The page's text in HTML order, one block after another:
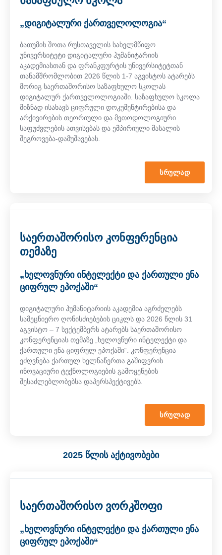
„დიგიტალური ქართველოლოგია“
ბათუმის შოთა რუსთაველის სახელმწიფო
უნივერსიტეტი დიგიტალური ჰუმანიტარიის
აკადემიასთან და ფრანკფურტის უნივერსიტეტთან
თანამშრომლობით 2026 წლის 1-7 აგვისტოს ატარებს
მორიგ საერთაშორისო საზაფხულო სკოლას
დიგიტალურ ქართველოლოგიაში. საზაფხულო სკოლა
მიზნად ისახავს ციფრული დოკუმენტირებისა და
არქივირების თეორიული და მეთოდოლოგიური
საფუძვლების ათვისებას და ემპირიული მასალის
შეგროვება-დამუშავებას.
ᲡᲠᲣᲚᲐᲓ
საერთაშორისო კონფერენცია
თემაზე
„ხელოვნური ინტელექტი და ქართული ენა
ციფრულ ეპოქაში“
დიგიტალური ჰუმანიტარიის აკადემია აგრძელებს
სამეცნიერო ღონისძიებების ციკლს და 2026 წლის 31
აგვისტო – 7 სექტემბერს ატარებს საერთაშორისო
კონფერენციას თემაზე „ხელოვნური ინტელექტი და
ქართული ენა ციფრულ ეპოქაში“. კონფერენცია
ეძღვნება ქართულ ხელნაწერთა გაშიფვრის
ინოვაციური ტექნოლოგიების გამოყენების
შესაძლებლობებსა დაპერსპექტივებს.
ᲡᲠᲣᲚᲐᲓ
2025 წლის აქტივობები
საერთაშორისო ვორკშოფი
„ხელოვნური ინტელექტი და ქართული ენა
ციფრულ ეპოქაში“